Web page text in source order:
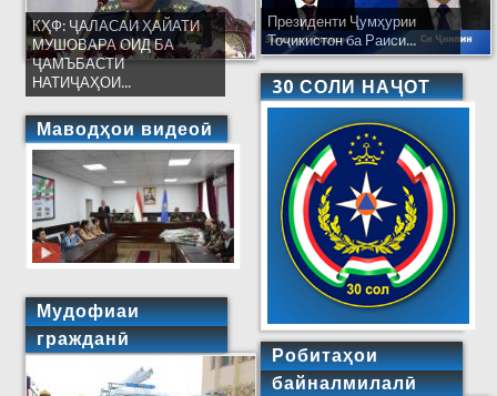
КҲФ: ҶАЛАСАИ ҲАЙАТИ
МУШОВАРА ОИД БА
ҶАМЪБАСТИ
НАТИҶАҲОИ...
Маводҳои видеоӣ
Мудофиаи
гражданӣ
Президенти Ҷумҳурии
Тоҷикистон ба Раиси...
30 СОЛИ НАҶОТ
Робитаҳои
байналмилалӣ